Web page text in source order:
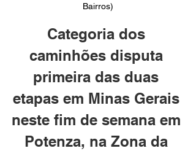
Bairros)
Categoria dos
caminhões disputa
primeira das duas
etapas em Minas Gerais
neste fim de semana em
Potenza, na Zona da